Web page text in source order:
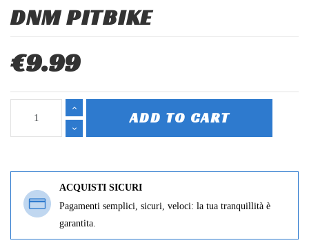
DNM PITBIKE
€9.99
ADD TO CART
ACQUISTI SICURI
Pagamenti semplici, sicuri, veloci: la tua tranquillità è
garantita.